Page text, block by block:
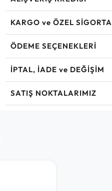
KARGO ve ÖZEL SİGORTA
ÖDEME SEÇENEKLERİ
İPTAL, İADE ve DEĞİŞİM
SATIŞ NOKTALARIMIZ